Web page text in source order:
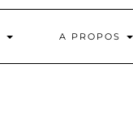
A PROPOS